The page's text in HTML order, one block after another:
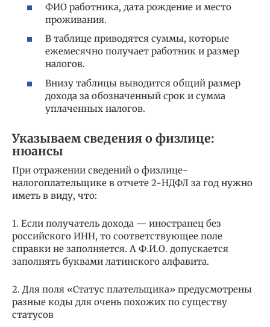
ФИО работника, дата рождение и место
проживания.
В таблице приводятся суммы, которые
ежемесячно получает работник и размер
налогов.
Внизу таблицы выводится общий размер
дохода за обозначенный срок и сумма
уплаченных налогов.
Указываем сведения о физлице:
нюансы
При отражении сведений о физлице-
налогоплательщике в отчете 2-НДФЛ за год нужно
иметь в виду, что:
1. Если получатель дохода — иностранец без
российского ИНН, то соответствующее поле
справки не заполняется. А Ф.И.О. допускается
заполнять буквами латинского алфавита.
2. Для поля «Статус плательщика» предусмотрены
разные коды для очень похожих по существу
статусов